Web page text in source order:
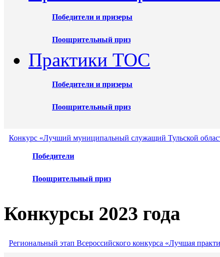
Победители и призеры
Поощрительный приз
Практики ТОС
Победители и призеры
Поощрительный приз
Конкурс «Лучший муниципальный служащий Тульской
Победители
Поощрительный приз
Конкурсы 2023 года
Региональный этап Всероссийского конкурса «Лучшая